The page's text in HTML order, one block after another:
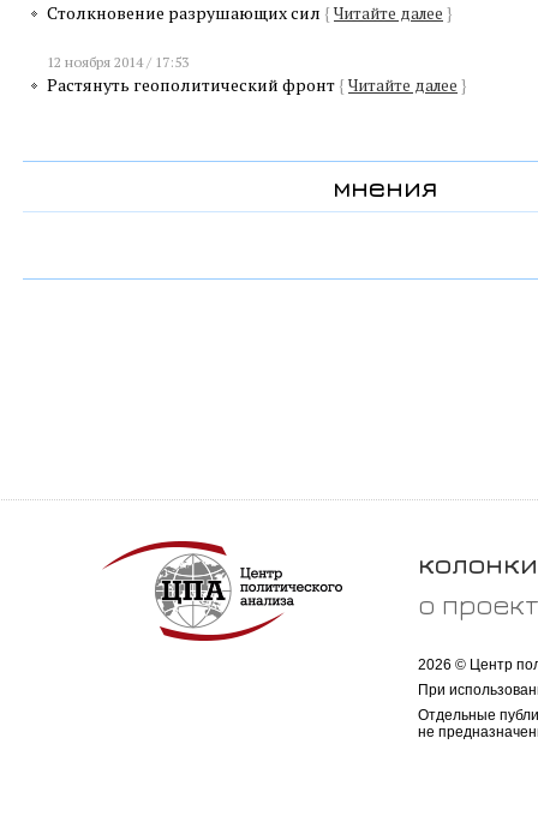
Столкновение разрушающих сил { Читайте далее }
12 ноября 2014 / 17:53
Растянуть геополитический фронт { Читайте далее }
мнения
колонки
о
2026 © Центр
При
Отдельные
не